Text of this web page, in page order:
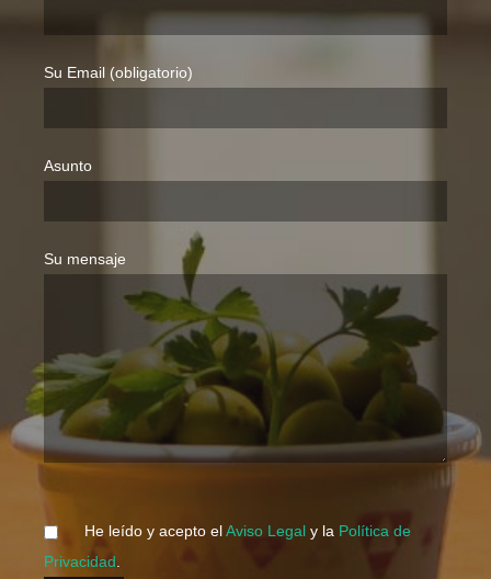
Su Email (obligatorio)
Asunto
Su mensaje
He leído y acepto elAviso Legal y la Política de
Privacidad.